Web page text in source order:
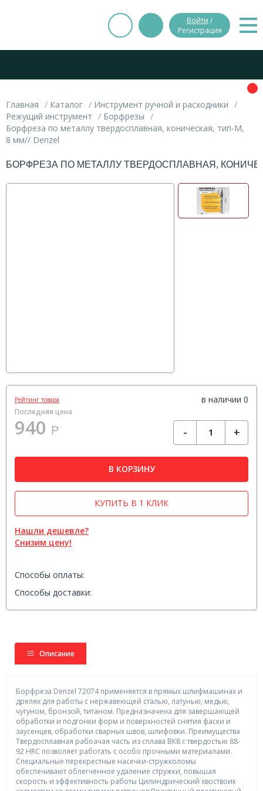
Войти /
Регистрация
Главная Каталог
Инструмент ручной и расходники
Режущий инструмент
Борфрезы
Борфреза по металлу твердосплавная, коническая, тип-M,
8 мм// Denzel
БОРФРЕЗА ПО МЕТАЛЛУ ТВЕРДОСПЛАВНАЯ,
Рейтинг товара в наличии 0
Последняя цена
940 Р - +
В КОРЗИНУ
Нашли дешевле?
Снизим цену!
КУПИТЬ В 1 КЛИК
Способы оплаты:
Способы доставки:
Описание
Борфреза Denzel 72074 применяется в прямых шлифмашинах и
дрелях для работы с нержавеющей сталью, латунью, медью,
чугуном, бронзой, титаном. Предназначена для завершающей
обработки и подгонки форм и поверхностей снятия фаски и
заусенцев, обработки сварных швов, шлифовки. Преимущества
Твердосплавная рабоачая часть из сплава ВК8 с твердостью 88-
92 HRC позволяет работать с особо прочными материалами.
Специальные перекрестные насечки-стружколомы
обеспечивают облегченное удаление стружки, повышая
скорость и эффективность работы Цилиндрический хвоствоик